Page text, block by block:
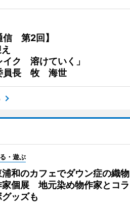
信 第2回】
ク 溶けていく」
員長 牧 海世
・遊ぶ
浦和のカフェでダウン症の織物
家個展 地元染め物作家とコラ
ッズも